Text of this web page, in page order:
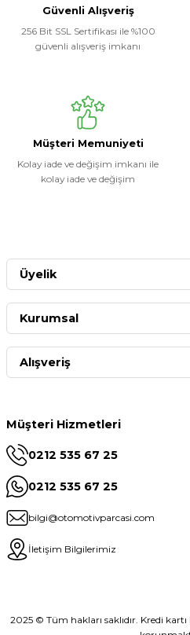
Güvenli Alışveriş
256 Bit SSL Sertifikası ile %100
güvenli alışveriş imkanı
Müşteri Memuniyeti
Kolay iade ve değişim imkanı ile
kolay iade ve değişim
Müşteri Hizmetleri
0212 535 67 25
0212 535 67 25
bilgi@otomotivparcasi.com
İletişim Bilgilerimiz
Üyelik
Kurumsal
Alışveriş
2025 © Tüm hakları saklıdır. Kredi